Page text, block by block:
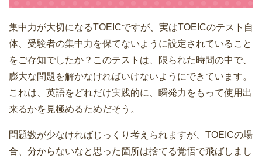
集中力が大切になるTOEICですが、実はTOEICのテスト自
体、受験者の集中力を保てないように設定されていること
をご存知でしたか？このテストは、限られた時間の中で、
膨大な問題を解かなければいけないようにできています。
これは、英語をどれだけ実践的に、瞬発力をもって使用出
来るかを見極めるためだそう。
問題数が少なければじっくり考えられますが、TOEICの場
合、分からないなと思った箇所は捨てる覚悟で飛ばしまし